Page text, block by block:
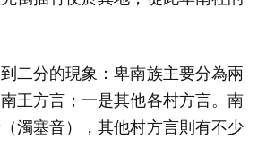
二分的現象：卑南族主要分為兩
王方言；一是其他各村方言。南
濁塞音），其他村方言則有不少